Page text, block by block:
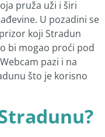
pruža uži i širi
U pozadini se
koji Stradun
bi mogao proći pod
pazi i na
što je korisno